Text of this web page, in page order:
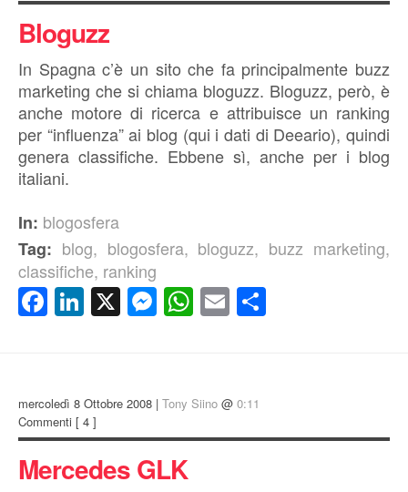
Bloguzz
In Spagna c’è un sito che fa principalmente buzz
marketing che si chiama bloguzz. Bloguzz, però, è
anche motore di ricerca e attribuisce un ranking
per “influenza” ai blog (qui i dati di Deeario), quindi
genera classifiche. Ebbene sì, anche per i blog
italiani.
In: blogosfera
Tag: blog, blogosfera, bloguzz, buzz marketing,
classifiche, ranking
Facebook
LinkedIn
X Messenger
WhatsApp
Email
mercoledì 8 Ottobre 2008 | Tony Siino @ 0:11
Commenti [ 4 ]
Mercedes GLK